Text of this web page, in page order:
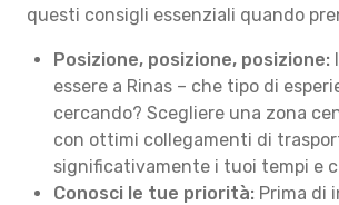
questi consigli essenziali quando
Posizione, posizione, posizione:
essere a Rinas – che tipo di
cercando? Scegliere una zona
con ottimi collegamenti di
significativamente i tuoi tempi e
Conosci le tue priorità: Prima di